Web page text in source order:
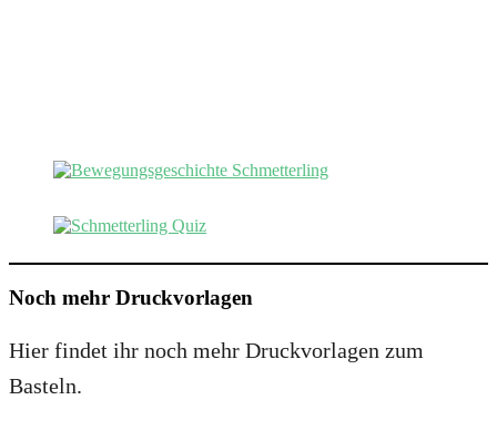
Noch mehr Druckvorlagen
Hier findet ihr noch mehr Druckvorlagen zum
Basteln.